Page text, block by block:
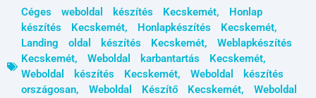
Céges weboldal készítés Kecskemét,
Honlap
készítés Kecskemét, Honlapkészítés Kecskemét,
Landing oldal készítés Kecskemét, Weblapkészítés
Kecskemét, Weboldal karbantartás Kecskemét,
Weboldal készítés Kecskemét, Weboldal készítés
országosan, Weboldal Készítő Kecskemét, Weboldal